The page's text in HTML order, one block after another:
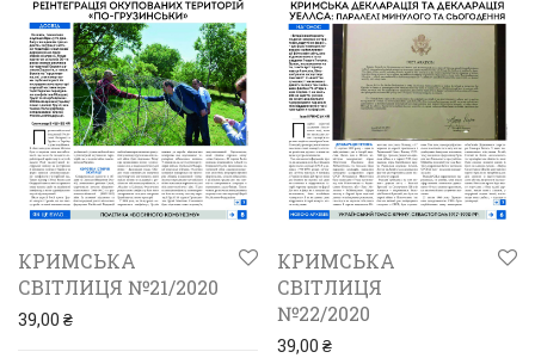
КРИМСЬКА
СВІТЛИЦЯ №21/2020
39,00 ₴
КРИМСЬКА
СВІТЛИЦЯ
№22/2020
39,00 ₴